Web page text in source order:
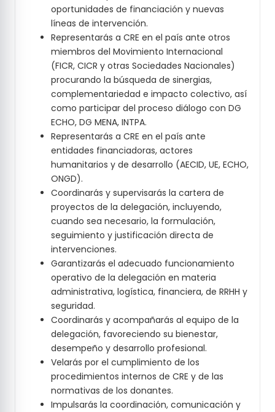
oportunidades de financiación y nuevas
líneas de intervención.
Representarás a CRE en el país ante otros
miembros del Movimiento Internacional
(FICR, CICR y otras Sociedades Nacionales)
procurando la búsqueda de sinergias,
complementariedad e impacto colectivo, así
como participar del proceso diálogo con DG
ECHO, DG MENA, INTPA.
Representarás a CRE en el país ante
entidades financiadoras, actores
humanitarios y de desarrollo (AECID, UE, ECHO,
ONGD).
Coordinarás y supervisarás la cartera de
proyectos de la delegación, incluyendo,
cuando sea necesario, la formulación,
seguimiento y justificación directa de
intervenciones.
Garantizarás el adecuado funcionamiento
operativo de la delegación en materia
administrativa, logística, financiera, de RRHH y
seguridad.
Coordinarás y acompañarás al equipo de la
delegación, favoreciendo su bienestar,
desempeño y desarrollo profesional.
Velarás por el cumplimiento de los
procedimientos internos de CRE y de las
normativas de los donantes.
Impulsarás la coordinación, comunicación y